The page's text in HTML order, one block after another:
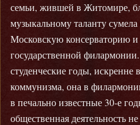
семьи, жившей в Житомире,
музыкальному таланту
Московскую консерваторию и
государственной
студенческие годы, искренне
коммунизма, она в
в печально известные 30-е
общественная деятельность